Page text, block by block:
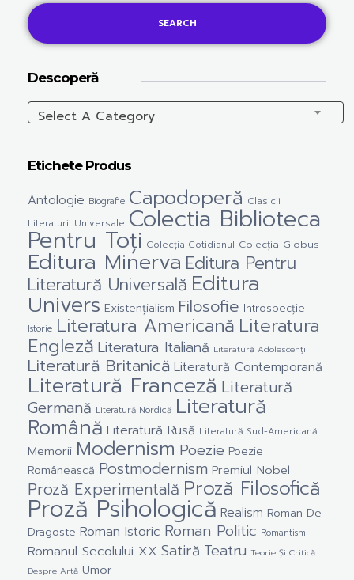
SEARCH
Descoperă
Select A Category
Etichete Produs
Antologie Biografie Capodoperă Clasicii
Literaturii Universale Colectia Biblioteca
Pentru Toți Colecția Cotidianul Colecția Globus
Editura Minerva Editura Pentru
Literatură Universală Editura
Univers Existențialism Filosofie Introspecție
Istorie Literatura Americană Literatura
Engleză Literatura Italiană Literatură Adolescenți
Literatură Britanică Literatură Contemporană
Literatură Franceză Literatură
Germană Literatură Nordică Literatură
Română Literatură Rusă Literatură Sud-Americană
Memorii Modernism Poezie Poezie
Românească Postmodernism Premiul Nobel
Proză Experimentală Proză Filosofică
Proză Psihologică Realism Roman De
Dragoste Roman Istoric Roman Politic Romantism
Romanul Secolului XX Satiră Teatru Teorie Și Critică
Despre Artă Umor